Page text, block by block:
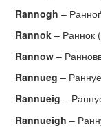
Rannogh –
Rannok – Раннок
Rannow –
Rannueg –
Rannueig –
Rannueigh –